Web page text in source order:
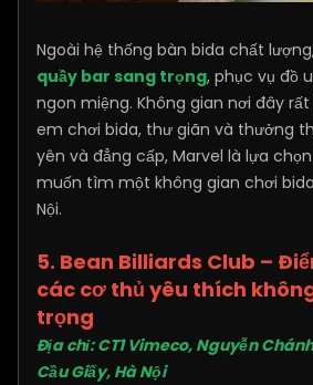
Ngoài hệ thống bàn bida chất
quầy bar sang trọng, phục vụ đồ
ngon miệng. Không gian nơi đây
em chơi bida, thư giãn và thưởng
yên và đẳng cấp, Marvel là lựa
muốn tìm một không gian chơi
Nội.
5. Bean Billiards Club –
các cơ thủ yêu thích
trọng
Địa chỉ: CT1 Vimeco, Nguyễn
Cầu Giấy, Hà Nội